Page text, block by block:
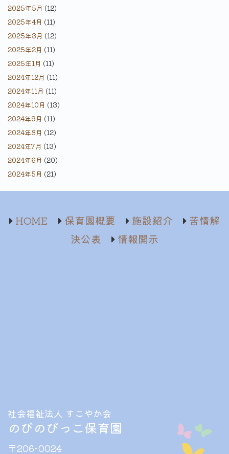
2025年5月 (12)
2025年4月 (11)
2025年3月 (12)
2025年2月 (11)
2025年1月 (11)
2024年12月 (11)
2024年11月 (11)
2024年10月 (13)
2024年9月 (11)
2024年8月 (12)
2024年7月 (13)
2024年6月 (20)
2024年5月 (21)
HOME 保育園概要 施設紹介
苦情解
決公表
情報開示
社会福祉法人 すこやか会
のびのびっこ保育園
〒206-0024